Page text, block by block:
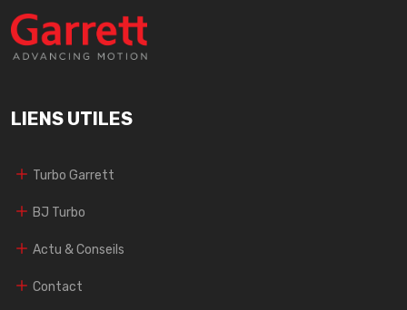
LIENS UTILES
Turbo Garrett
BJ Turbo
Actu & Conseils
Contact